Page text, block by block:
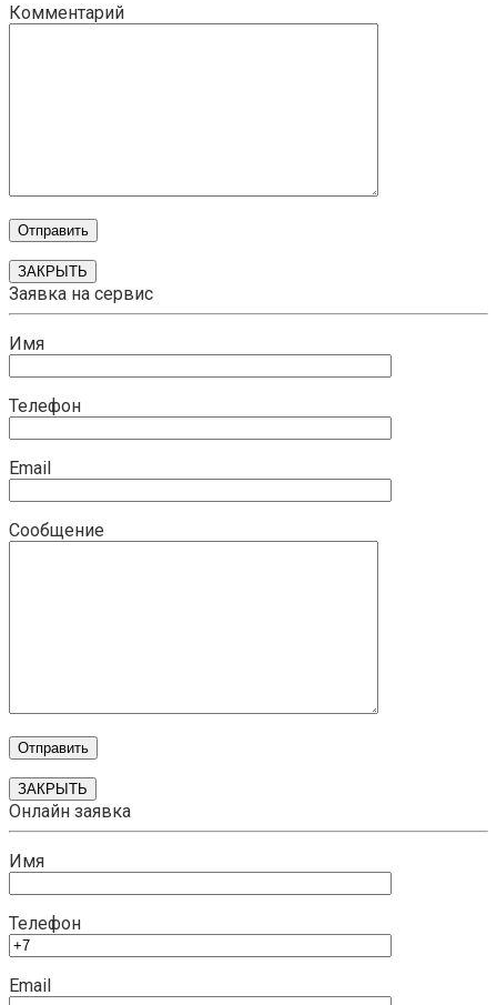
Комментарий
ЗАКРЫТЬ
Заявка на сервис
Имя
Телефон
Email
Сообщение
ЗАКРЫТЬ
Онлайн заявка
Имя
Телефон
Email